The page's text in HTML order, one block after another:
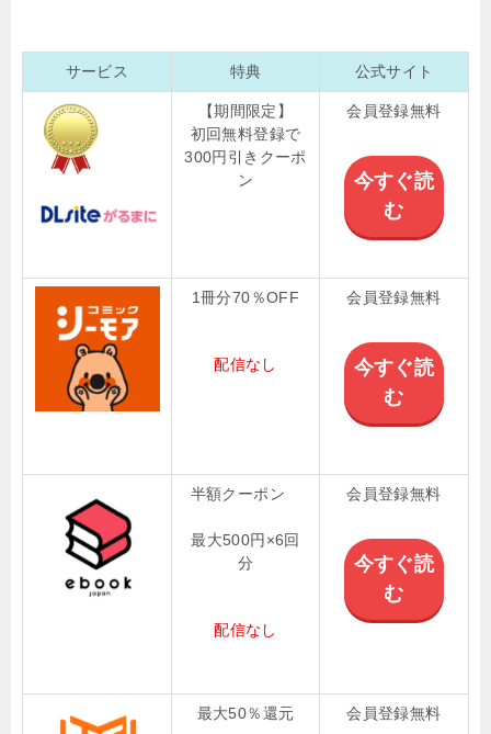
サービス 特典 公式サイト
【期間限定】
初回無料登録で
300円引きクーポ
ン
会員登録無料
今すぐ読
む
1冊分70％OFF
配信なし
会員登録無料
今すぐ読
む
半額クーポン
最大500円×6回
分
配信なし
会員登録無料
今すぐ読
む
最大50％還元 会員登録無料